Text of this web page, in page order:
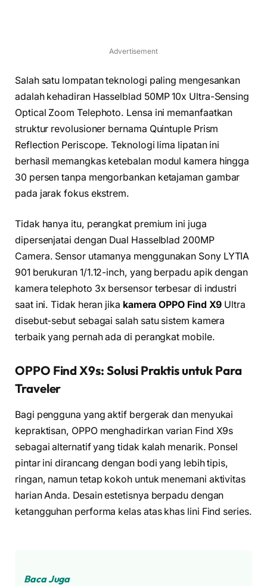
Advertisement
Salah satu lompatan teknologi paling mengesankan
adalah kehadiran Hasselblad 50MP 10x Ultra-Sensing
Optical Zoom Telephoto. Lensa ini memanfaatkan
struktur revolusioner bernama Quintuple Prism
Reflection Periscope. Teknologi lima lipatan ini
berhasil memangkas ketebalan modul kamera hingga
30 persen tanpa mengorbankan ketajaman gambar
pada jarak fokus ekstrem.
Tidak hanya itu, perangkat premium ini juga
dipersenjatai dengan Dual Hasselblad 200MP
Camera. Sensor utamanya menggunakan Sony LYTIA
901 berukuran 1/1.12-inch, yang berpadu apik dengan
kamera telephoto 3x bersensor terbesar di industri
saat ini. Tidak heran jika kamera OPPO Find X9 Ultra
disebut-sebut sebagai salah satu sistem kamera
terbaik yang pernah ada di perangkat mobile.
OPPO Find X9s: Solusi Praktis untuk Para
Traveler
Bagi pengguna yang aktif bergerak dan menyukai
kepraktisan, OPPO menghadirkan varian Find X9s
sebagai alternatif yang tidak kalah menarik. Ponsel
pintar ini dirancang dengan bodi yang lebih tipis,
ringan, namun tetap kokoh untuk menemani aktivitas
harian Anda. Desain estetisnya berpadu dengan
ketangguhan performa kelas atas khas lini Find series.
Baca Juga